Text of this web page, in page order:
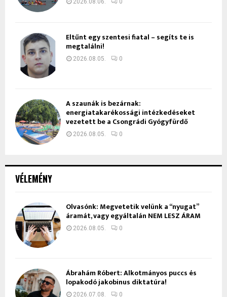
VÉLEMÉNY
Olvasónk: Megvetetik velünk a “nyugat”
áramát, vagy egyáltalán NEM LESZ ÁRAM
2026.08.05. 0
Ábrahám Róbert: Alkotmányos puccs és
lopakodó jakobinus diktatúra!
2026.07.08. 0
Eltűnt egy szentesi fiatal – segíts te is
megtalálni!
2026.08.05. 0
A szaunák is bezárnak:
energiatakarékossági intézkedéseket
vezetett be a Csongrádi Gyógyfürdő
2026.08.05. 0